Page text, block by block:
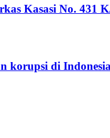
Kasasi No. 431
korupsi di